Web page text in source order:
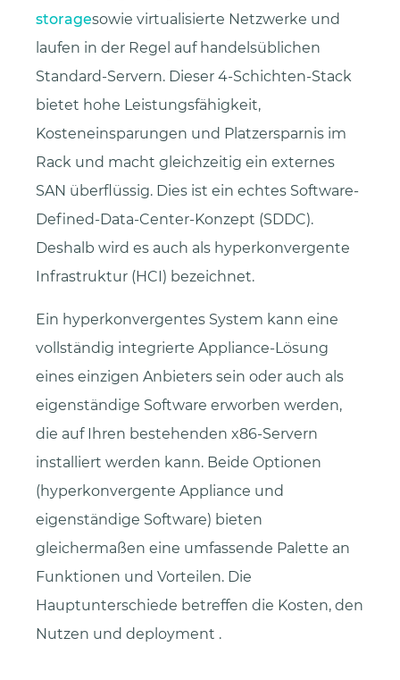
storagesowie virtualisierte Netzwerke und
laufen in der Regel auf handelsüblichen
Standard-Servern. Dieser 4-Schichten-Stack
bietet hohe Leistungsfähigkeit,
Kosteneinsparungen und Platzersparnis im
Rack und macht gleichzeitig ein externes
SAN überflüssig. Dies ist ein echtes Software-
Defined-Data-Center-Konzept (SDDC).
Deshalb wird es auch als hyperkonvergente
Infrastruktur (HCI) bezeichnet.
Ein hyperkonvergentes System kann eine
vollständig integrierte Appliance-Lösung
eines einzigen Anbieters sein oder auch als
eigenständige Software erworben werden,
die auf Ihren bestehenden x86-Servern
installiert werden kann. Beide Optionen
(hyperkonvergente Appliance und
eigenständige Software) bieten
gleichermaßen eine umfassende Palette an
Funktionen und Vorteilen. Die
Hauptunterschiede betreffen die Kosten, den
Nutzen und deployment .